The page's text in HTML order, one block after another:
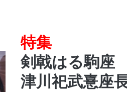
特集
剣戟はる駒座
津川祀武憙座